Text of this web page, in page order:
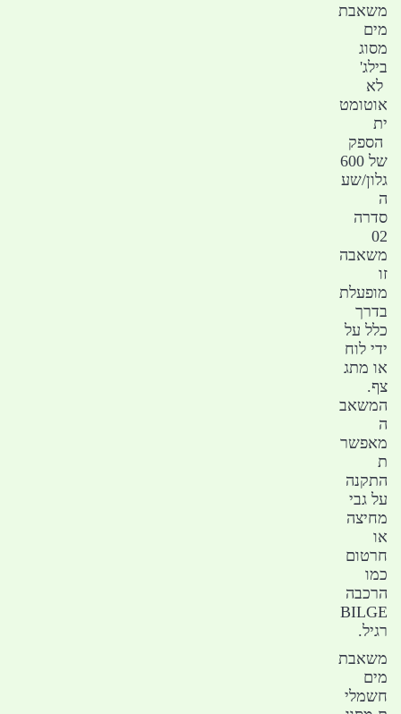
משאבת
מים
מסוג
בילג'
לא
אוטומט
ית
הספק
של 600
גלון/שע
ה
סדרה
02
משאבה
זו
מופעלת
בדרך
כלל על
ידי לוח
או מתג
צף.
המשאב
ה
מאפשר
ת
התקנה
על גבי
מחיצה
או
חרטום
כמו
הרכבה
BILGE
רגיל.
משאבת
מים
חשמלי